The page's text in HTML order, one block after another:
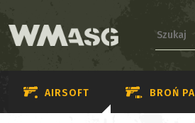
AIRSOFT BROŃ